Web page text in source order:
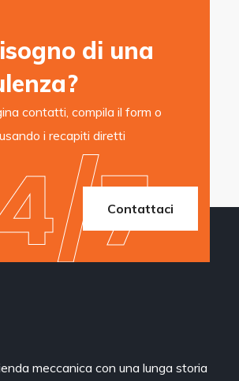
di una
contatti, compila il form o
i recapiti diretti
7
Contattaci
meccanica con una lunga storia